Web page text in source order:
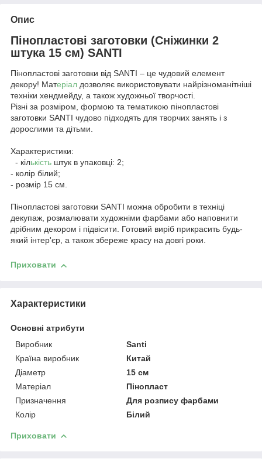
Опис
Пінопластові заготовки (Сніжинки 2
штука 15 см) SANTI
Пінопластові заготовки від SANTI – це чудовий елемент
декору! Матеріал дозволяє використовувати найрізноманітніші
техніки хендмейду, а також художньої творчості.
Різні за розміром, формою та тематикою пінопластові
заготовки SANTI чудово підходять для творчих занять і з
дорослими та дітьми.
Характеристики:
- кількість штук в упаковці: 2;
- колір білий;
- розмір 15 см.
Пінопластові заготовки SANTI можна обробити в техніці
декупаж, розмалювати художніми фарбами або наповнити
дрібним декором і підвісити. Готовий виріб прикрасить будь-
який інтер'єр, а також збереже красу на довгі роки.
Приховати
Характеристики
Основні атрибути
Виробник
Santi
Країна виробник
Китай
Діаметр
15 см
Матеріал
Пінопласт
Призначення
Для розпису фарбами
Колір
Білий
Приховати